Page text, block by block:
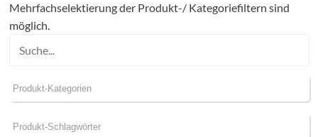
Mehrfachselektierung der Produkt-/ Kategoriefiltern sind
möglich.